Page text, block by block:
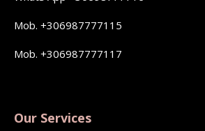
Mob. +306987777115
Mob. +306987777117
Our Services